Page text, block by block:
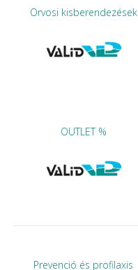
Orvosi kisberendezések
OUTLET %
Prevenció és profilaxis